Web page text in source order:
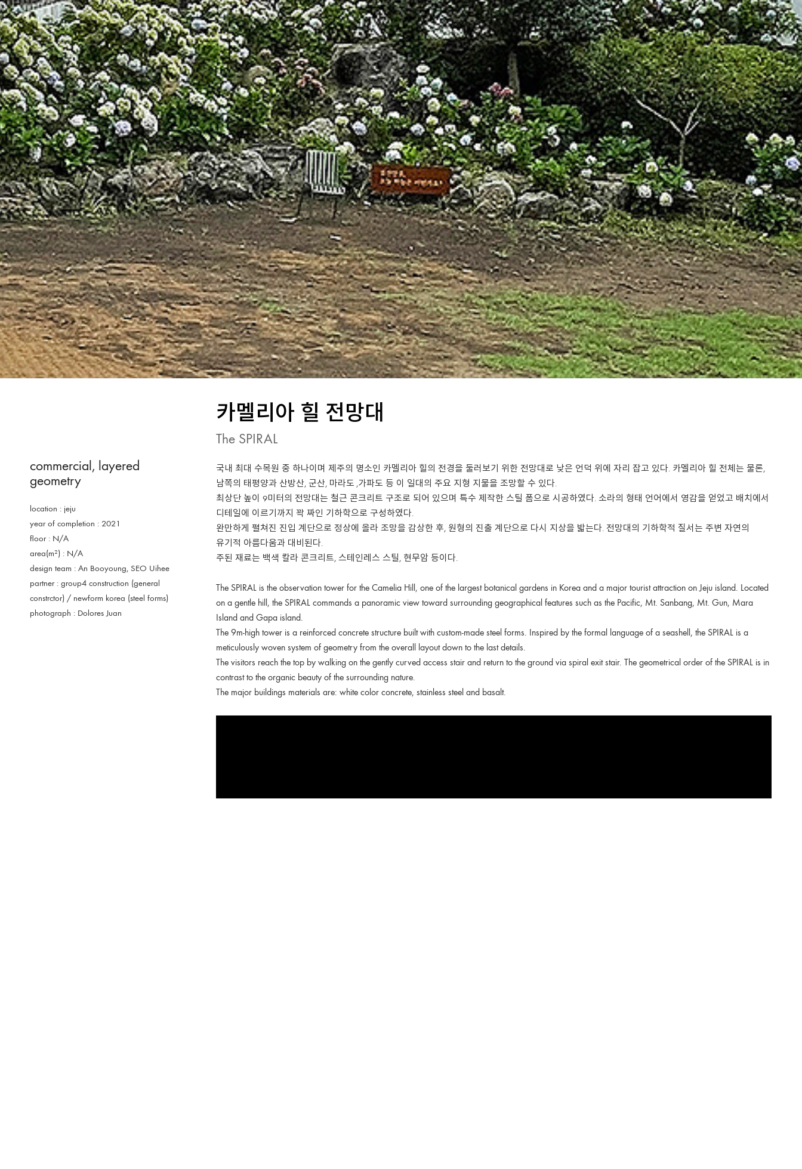
카멜리아 힐 전망대
The SPIRAL
국내 최대 수목원 중 하나이며 제주의 명소인 카멜리아 힐의 전경을 둘러보기 위한 전망대로 낮은 언덕 위에 자리 잡고 있다. 카멜리아 힐 전체는 물론,
남쪽의 태평양과 산방산, 군산, 마라도 ,가파도 등 이 일대의 주요 지형 지물을 조망할 수 있다.
최상단 높이 9미터의 전망대는 철근 콘크리트 구조로 되어 있으며 특수 제작한 스틸 폼으로 시공하였다. 소라의 형태 언어에서 영감을 얻었고 배치에서
디테일에 이르기까지 꽉 짜인 기하학으로 구성하였다.
완만하게 펼쳐진 진입 계단으로 정상에 올라 조망을 감상한 후, 원형의 진출 계단으로 다시 지상을 밟는다. 전망대의 기하학적 질서는 주변 자연의
유기적 아름다움과 대비된다.
주된 재료는 백색 칼라 콘크리트, 스테인레스 스틸, 현무암 등이다.
The SPIRAL is the observation tower for the Camelia Hill, one of the largest botanical gardens in Korea and a major tourist attraction on Jeju island. Located
on a gentle hill, the SPIRAL commands a panoramic view toward surrounding geographical features such as the Pacific, Mt. Sanbang, Mt. Gun, Mara
Island and Gapa island.
The 9m-high tower is a reinforced concrete structure built with custom-made steel forms. Inspired by the formal language of a seashell, the SPIRAL is a
meticulously woven system of geometry from the overall layout down to the last details.
The visitors reach the top by walking on the gently curved access stair and return to the ground via spiral exit stair. The geometrical order of the SPIRAL is in
contrast to the organic beauty of the surrounding nature.
The major buildings materials are: white color concrete, stainless steel and basalt.
commercial, layered
geometry
location : jeju
year of completion : 2021
floor : N/A
area(m²) : N/A
design team : An Booyoung, SEO Uihee
partner : group4 construction (general
constrctor) / newform korea (steel forms)
photograph : Dolores Juan